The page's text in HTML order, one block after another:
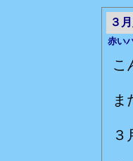
３
赤い
こ
ま
３